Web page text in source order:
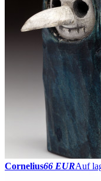
Cornelius66 EURAuf